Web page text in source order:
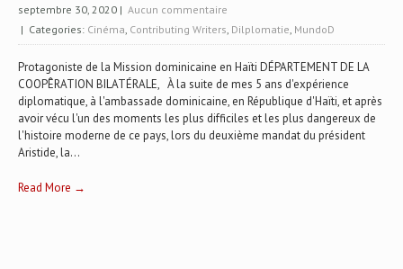
septembre 30, 2020 | Aucun commentaire
| Categories: Cinéma, Contributing Writers, Dilplomatie, MundoD
Protagoniste de la Mission dominicaine en Haïti DÉPARTEMENT DE LA
COOPÊRATION BILATÉRALE, À la suite de mes 5 ans d'expérience
diplomatique, à l'ambassade dominicaine, en République d'Haïti, et après
avoir vécu l'un des moments les plus difficiles et les plus dangereux de
l'histoire moderne de ce pays, lors du deuxième mandat du président
Aristide, la...
Read More →